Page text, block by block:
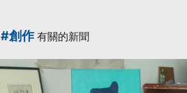
#創作有關的新聞